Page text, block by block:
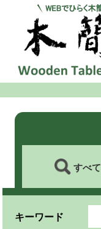
すべて
キーワード